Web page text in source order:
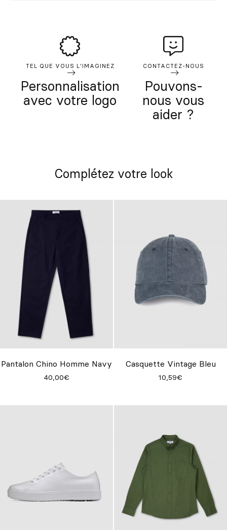
TEL QUE VOUS L'IMAGINEZ
Personnalisation
avec votre logo
CONTACTEZ-NOUS
Pouvons-
nous vous
aider ?
Complétez votre look
Pantalon Chino Homme Navy
40,00€
Casquette Vintage Bleu
10,59€